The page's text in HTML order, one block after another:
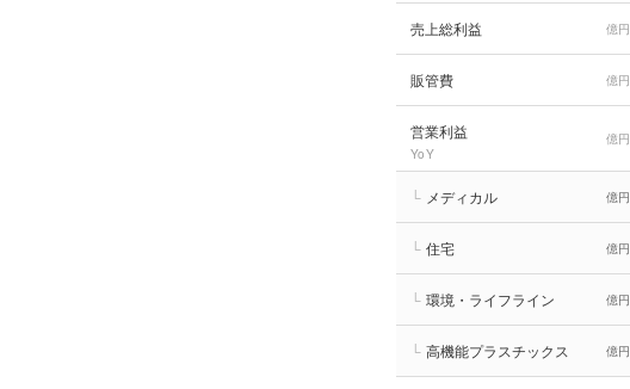
売上総利益 億円
販管費 億円
営業利益
YoY
億円
└ メディカル 億円
└ 住宅 億円
└ 環境・ライフライン 億円
└ 高機能プラスチックス 億円